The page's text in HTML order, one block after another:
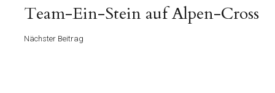
Nächster
Beitrag
Team-Ein-Stein auf Alpen-Cross
Nächster Beitrag